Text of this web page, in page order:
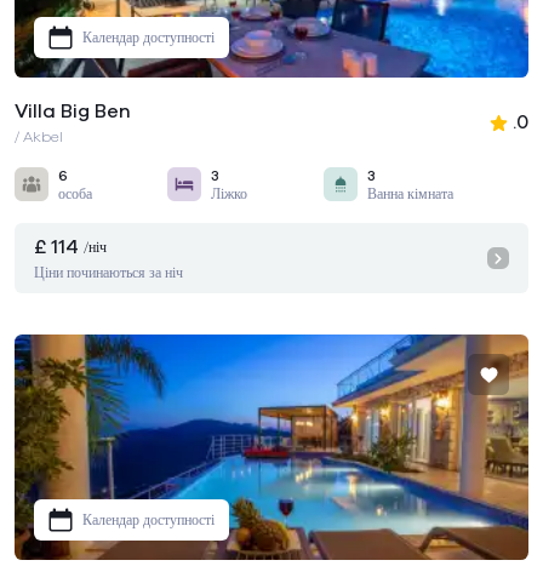
Календар доступності
Villa Big Ben
/ Akbel
.0
6
особа
3
Ліжко
3
Ванна кімната
£ 114 /ніч
Ціни починаються за ніч
Календар доступності